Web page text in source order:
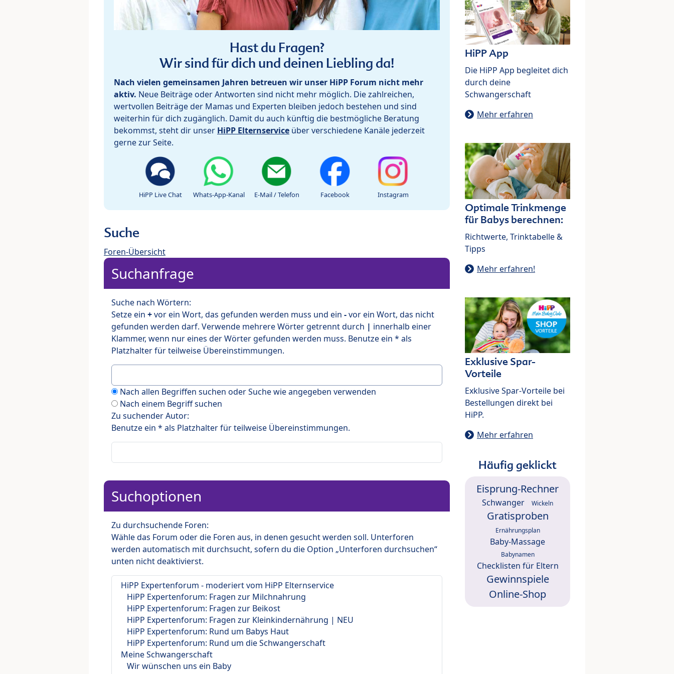
Hast du Fragen?
Wir sind für dich und deinen Liebling da!
Nach vielen gemeinsamen Jahren betreuen wir unser HiPP Forum nicht mehr
aktiv. Neue Beiträge oder Antworten sind nicht mehr möglich. Die zahlreichen,
wertvollen Beiträge der Mamas und Experten bleiben jedoch bestehen und sind
weiterhin für dich zugänglich. Damit du auch künftig die bestmögliche Beratung
bekommst, steht dir unser HiPP Elternservice über verschiedene Kanäle jederzeit
gerne zur Seite.
HiPP Live Chat Whats-App-Kanal E-Mail / Telefon Facebook Instagram
Suche
Foren-Übersicht
Suchanfrage
Suche nach Wörtern:
Setze ein +vor ein Wort, das gefunden werden muss und ein -vor ein Wort, das nicht
gefunden werden darf. Verwende mehrere Wörter getrennt durch | innerhalb einer
Klammer, wenn nur eines der Wörter gefunden werden muss. Benutze ein * als
Platzhalter für teilweise Übereinstimmungen.
Nach allen Begriffen suchen oder Suche wie angegeben verwenden
Nach einem Begriff suchen
Zu suchender Autor:
Benutze ein * als Platzhalter für teilweise Übereinstimmungen.
Suchoptionen
Zu durchsuchende Foren:
Wähle das Forum oder die Foren aus, in denen gesucht werden soll. Unterforen
werden automatisch mit durchsucht, sofern du die Option „Unterforen durchsuchen“
unten nicht deaktivierst.
HiPP App
Die HiPP App begleitet dich
durch deine
Schwangerschaft
Mehr erfahren
Optimale Trinkmenge
für Babys berechnen:
Richtwerte, Trinktabelle &
Tipps
Mehr erfahren!
Exklusive Spar-
Vorteile
Exklusive Spar-Vorteile bei
Bestellungen direkt bei
HiPP.
Mehr erfahren
Häufig geklickt
Eisprung-Rechner
Schwanger Wickeln
Gratisproben
Ernährungsplan
Baby-Massage
Babynamen
Checklisten für Eltern
Gewinnspiele
Online-Shop